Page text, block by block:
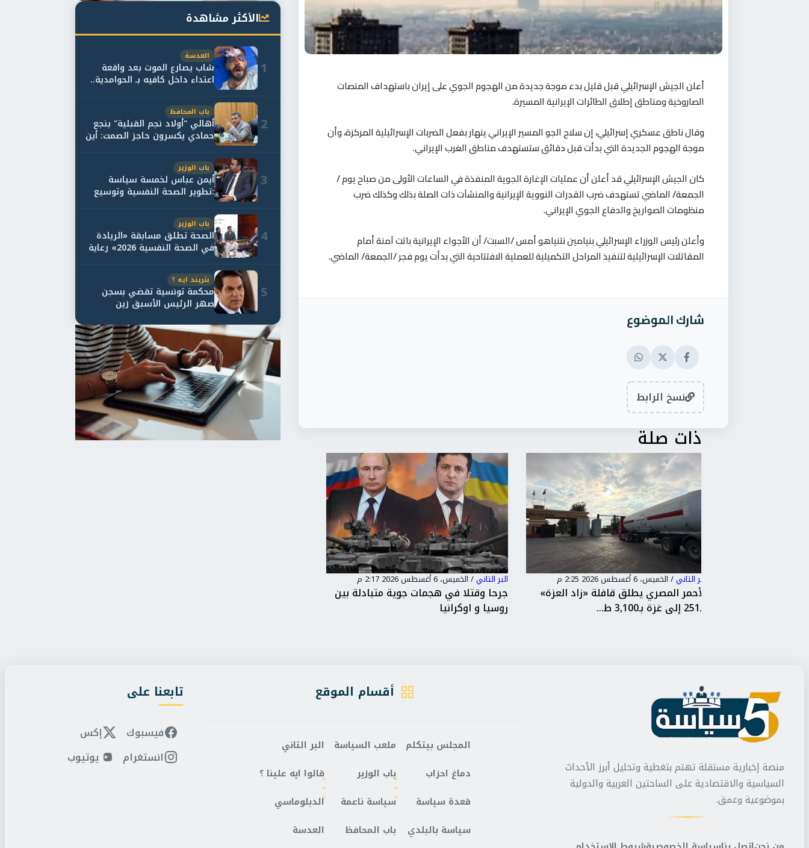
أعلن الجيش الإسرائيلي قبل قليل بدء موجة جديدة من الهجوم الجوي على إيران باستهداف المنصات
الصاروخية ومناطق إطلاق الطائرات الإيرانية المسيرة.
وقال ناطق عسكري إسرائيلي، إن سلاح الجو المسير الإيراني ينهار بفعل الضربات الإسرائيلية المركزة، وأن
موجة الهجوم الجديدة التي بدأت قبل دقائق ستستهدف مناطق الغرب الإيراني.
كان الجيش الإسرائيلي قد أعلن أن عمليات الإغارة الجوية المنفذة في الساعات الأولى من صباح يوم /
الجمعة/ الماضي تستهدف ضرب القدرات النووية الإيرانية والمنشآت ذات الصلة بذلك وكذلك ضرب
منظومات الصواريخ والدفاع الجوي الإيراني.
وأعلن رئيس الوزراء الإسرائيلي بنيامين نتنياهو أمس /السبت/ أن الأجواء الإيرانية باتت آمنة أمام
المقاتلات الإسرائيلية لتنفيذ المراحل التكميلية للعملية الافتتاحية التي بدأت يوم فجر /الجمعة/ الماضي.
شارك الموضوع
نسخ الرابط
ذات صلة
البر التاني /الخميس، 6 أغسطس 2026 2:17 م
جرحا وقتلا في هجمات جوية متبادلة بين
روسيا و اوكرانيا
البر التاني /الأربعاء، 5 أغسطس 2026 11:47 م
محمد بن زايد ورئيس وزراء كندا.. يبحثان
تعزيز التعاون الاقتصاد...
الأكثر مشاهدة
1
العدسة
شاب يصارع الموت بعد واقعة
اعتداء داخل كافيه بـ الحوامدية..
وأسرته...
2
باب المحافظ
أهالي "أولاد نجم القبلية" بنجع
حمادي يكسرون حاجز الصمت: أين
حقيقة...
3
باب الوزير
أيمن عباس لخمسة سياسة
:تطوير الصحة النفسية وتوسيع
خدمات العلاج و...
4
باب الوزير
الصحة تطلق مسابقة «الريادة
في الصحة النفسية 2026» رعاية
نفسية اف...
5
بتريند ايه ؟
محكمة تونسية تقضي بسجن
صهر الرئيس الأسبق زين
العابدين بن علي لمدة...
منصة إخبارية مستقلة تهتم بتغطية وتحليل أبرز الأحداث
السياسية والاقتصادية على الساحتين العربية والدولية
بموضوعية وعمق.
أقسام الموقع
المجلس بيتكلم
دماغ احزاب
قعدة سياسة
سياسة بالبلدي
ملعب السياسة
باب الوزير
سياسة ناعمة
باب المحافظ
البر التاني
قالوا ايه علينا ؟
الدبلوماسي
العدسة
تابعنا على
فيسبوك
إكس
انستغرام
يوتيوب